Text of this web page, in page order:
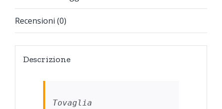
Recensioni (0)
Descrizione
Tovaglia